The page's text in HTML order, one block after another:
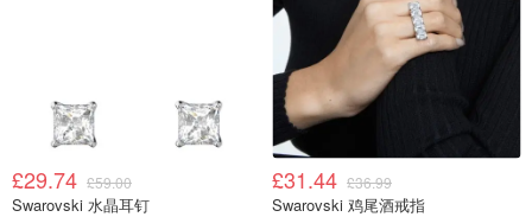
£29.74 £59.00
Swarovski 水晶耳钉
£31.44 £36.99
Swarovski 鸡尾酒戒指